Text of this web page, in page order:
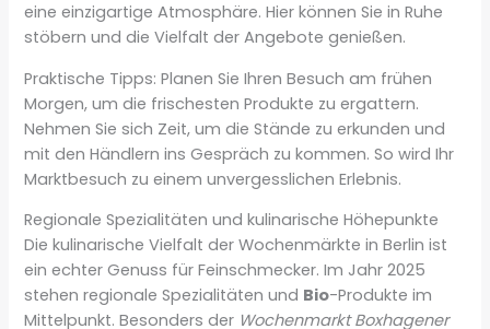
eine einzigartige Atmosphäre. Hier können Sie in Ruhe
stöbern und die Vielfalt der Angebote genießen.
Praktische Tipps: Planen Sie Ihren Besuch am frühen
Morgen, um die frischesten Produkte zu ergattern.
Nehmen Sie sich Zeit, um die Stände zu erkunden und
mit den Händlern ins Gespräch zu kommen. So wird Ihr
Marktbesuch zu einem unvergesslichen Erlebnis.
Regionale Spezialitäten und kulinarische Höhepunkte
Die kulinarische Vielfalt der Wochenmärkte in Berlin ist
ein echter Genuss für Feinschmecker. Im Jahr 2025
stehen regionale Spezialitäten und Bio-Produkte im
Mittelpunkt. Besonders der Wochenmarkt Boxhagener